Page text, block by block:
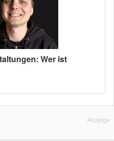
Wer ist
Anzeige